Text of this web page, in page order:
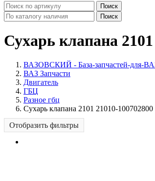
Поиск
Поиск
Сухарь клапана
ВАЗОВСКИЙ - База-запчастей-для-
ВАЗ Запчасти
Двигатель
ГБЦ
Разное гбц
Сухарь клапана 2101 21010-100702800
Отобразить фильтры